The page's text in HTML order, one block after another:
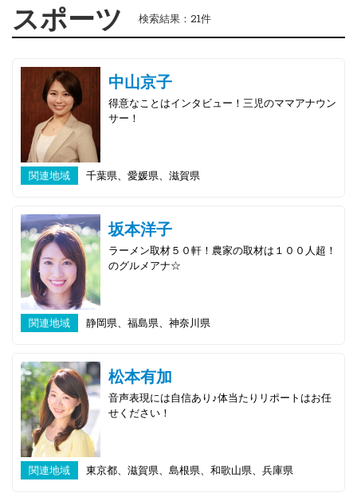
スポーツ 検索結果：21件
中山京子
得意なことはインタビュー！三児のママアナウン
サー！
関連地域 千葉県、愛媛県、滋賀県
坂本洋子
ラーメン取材５０軒！農家の取材は１００人超！
のグルメアナ☆
関連地域 静岡県、福島県、神奈川県
松本有加
音声表現には自信あり♪体当たりリポートはお任
せください！
関連地域 東京都、滋賀県、島根県、和歌山県、兵庫県